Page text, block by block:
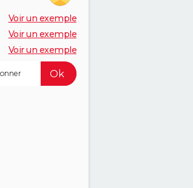
Voir un exemple
Voir un exemple
Voir un exemple